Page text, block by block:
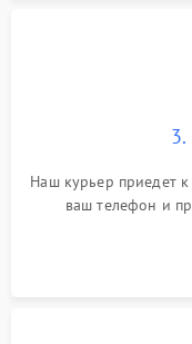
Наш курьер приедет
ваш телефон и